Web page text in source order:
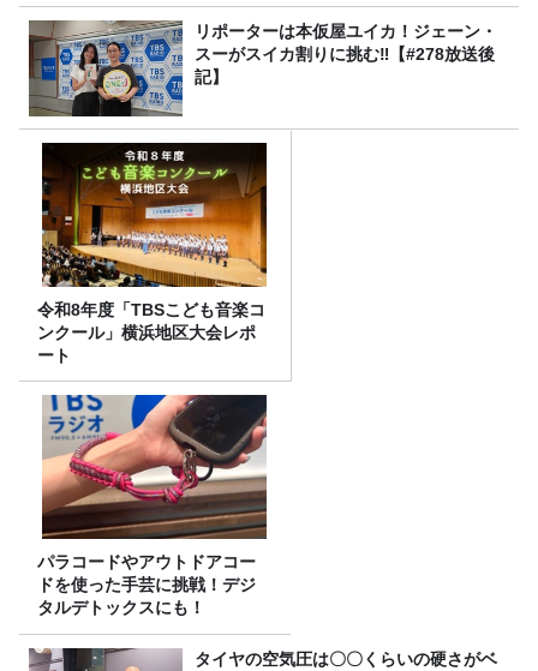
リポーターは本仮屋ユイカ！ジェーン・
スーがスイカ割りに挑む‼【#278放送後
記】
令和8年度「TBSこども音楽コ
ンクール」横浜地区大会レポ
ート
パラコードやアウトドアコー
ドを使った手芸に挑戦！デジ
タルデトックスにも！
タイヤの空気圧は〇〇くらいの硬さがベ